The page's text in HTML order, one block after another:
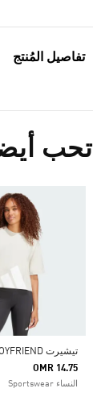
تفاصيل المُنتج
تحب
OMR 14.75
النساء Sportswear